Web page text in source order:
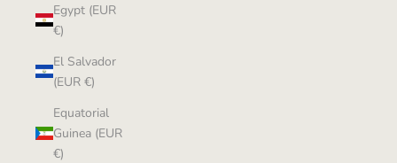
Egypt (EUR
€)
El Salvador
(EUR €)
Equatorial
Guinea (EUR
€)